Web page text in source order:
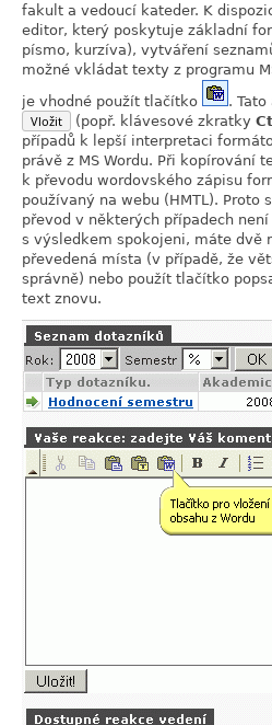
fakult a vedoucí kateder. K
editor, který poskytuje základní
písmo, kurzíva), vytváření
možné vkládat texty z programu
je vhodné použít tlačítko
.
Vložit
(popř. klávesové zkratky
případů k lepší interpretaci
právě z MS Wordu. Při kopírování
k převodu wordovského zápisu
používaný na webu (HMTL). Proto
převod v některých případech
s výsledkem spokojeni, máte dvě
převedená místa (v případě, že
správně) nebo použít tlačítko
text znovu.